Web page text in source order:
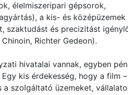
élelmiszeripari gépsorok,
a kis- és középüzemek
szaktudást és precizitást
Richter Gedeon).
hivatalai vannak, egyben
kis érdekesség, hogy a film
szolgáltató üzemeket,